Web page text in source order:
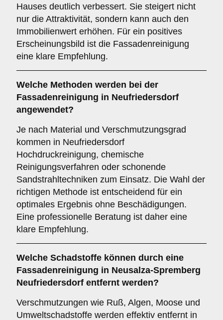
Hauses deutlich verbessert. Sie steigert nicht
nur die Attraktivität, sondern kann auch den
Immobilienwert erhöhen. Für ein positives
Erscheinungsbild ist die Fassadenreinigung
eine klare Empfehlung.
Welche Methoden werden bei der
Fassadenreinigung in Neufriedersdorf
angewendet?
Je nach Material und Verschmutzungsgrad
kommen in Neufriedersdorf
Hochdruckreinigung, chemische
Reinigungsverfahren oder schonende
Sandstrahltechniken zum Einsatz. Die Wahl der
richtigen Methode ist entscheidend für ein
optimales Ergebnis ohne Beschädigungen.
Eine professionelle Beratung ist daher eine
klare Empfehlung.
Welche Schadstoffe können durch eine
Fassadenreinigung in Neusalza-Spremberg
Neufriedersdorf entfernt werden?
Verschmutzungen wie Ruß, Algen, Moose und
Umweltschadstoffe werden effektiv entfernt in